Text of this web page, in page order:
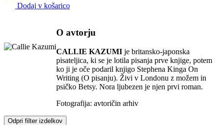
Dodaj v košarico
O avtorju
CALLIE KAZUMI je britansko-japonska
pisateljica, ki se je lotila pisanja prve knjige, potem
ko ji je oče podaril knjigo Stephena Kinga On
Writing (O pisanju). Živi v Londonu z možem in
psičko Betsy. Nora ljubezen je njen prvi roman.
Fotografija: avtoričin arhiv
Odpri filter izdelkov